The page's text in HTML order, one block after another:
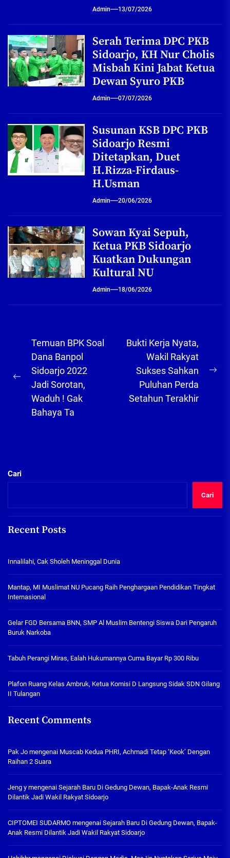
Admin 13/07/2026
Serah Terima DPC PKB
Sidoarjo, KH Nur Cholis
Misbah Kini Jabat Ketua
Dewan Syuro PKB
Admin 07/07/2026
Susunan KSB DPC PKB
Sidoarjo Resmi
Ditetapkan, Duet
H.Rizza-Firdaus-
H.Usman
Admin 20/06/2026
Sowan Kyai Sepuh,
Ketua PKB Sidoarjo
Kuatkan Dukungan
Kultural NU
Admin 18/06/2026
Navigasi
pos
Previous
post:
Temuan BPK Soal
Dana Banpol
Sidoarjo 2022
Jadi Sorotan,
Waduh ! Gak
Bahaya Ta
Bukti Kerja Nyata,
Wakil Rakyat
Sukses Sahkan
Puluhan Perda
Setahun Terakhir
Cari
Cari
Recent Posts
Innalilahi, Cak Sholeh Meninggal Dunia
Mantap, MI Muslimat NU Pucang Raih Penghargaan Pendidikan Tingkat
Internasional
Gelar FGD Bersama BNN, SMP Al Muslim Bentengi Siswa Dari Pengaruh
Buruk Narkoba
Tabuh Perangi Miras, Ealah Hukumannya Cuma Bayar Rp 300 Ribu
Plafon Ruang Kelas Ambruk, Ketua Komisi D Langsung Sidak SDN Gilang
II Tulangan
Recent Comments
Pak Jo mengenai Muscab Kedua PHRI, Achmadi Tetap ‘Keok’ Dengan
Raihan 2 Suara
Jeng y mengenai Sejarah Baru Di Gedung Dewan, Bapak-Anak Resmi
Dilantik Jadi Wakil Rakyat Sidoarjo
CIPTOMEI SUDARMO mengenai Sejarah Baru Di Gedung Dewan, Bapak-
Anak Resmi Dilantik Jadi Wakil Rakyat Sidoarjo